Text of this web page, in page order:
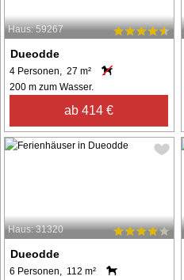
Haus: 59267
Dueodde
4 Personen, 27 m²
200 m zum Wasser.
ab 414 €
Haus: 31320
Dueodde
6 Personen, 112 m²